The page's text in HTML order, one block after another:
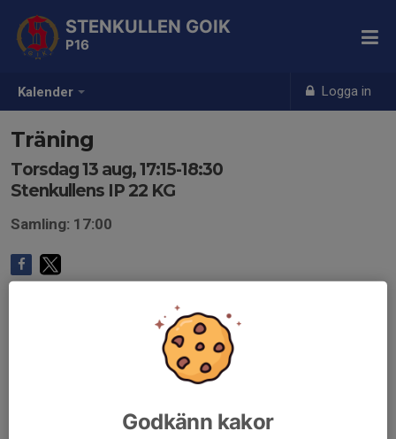
Kalender Logga in
STENKULLEN GOIK
P16
Träning
Torsdag 13 aug, 17:15-18:30
Stenkullens IP 22 KG
Samling: 17:00
Endast kallade kan anmäla sig till aktiviteten. 15 personer är
Godkänn kakor